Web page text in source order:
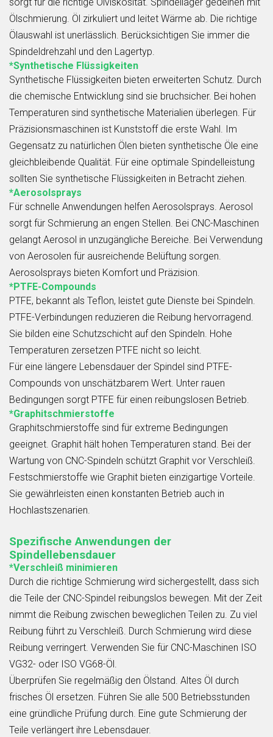
sorgt für die richtige Ölviskosität. Spindellager gedeihen mit
Ölschmierung. Öl zirkuliert und leitet Wärme ab. Die richtige
Ölauswahl ist unerlässlich. Berücksichtigen Sie immer die
Spindeldrehzahl und den Lagertyp.
*Synthetische Flüssigkeiten
Synthetische Flüssigkeiten bieten erweiterten Schutz. Durch
die chemische Entwicklung sind sie bruchsicher. Bei hohen
Temperaturen sind synthetische Materialien überlegen. Für
Präzisionsmaschinen ist Kunststoff die erste Wahl. Im
Gegensatz zu natürlichen Ölen bieten synthetische Öle eine
gleichbleibende Qualität. Für eine optimale Spindelleistung
sollten Sie synthetische Flüssigkeiten in Betracht ziehen.
*Aerosolsprays
Für schnelle Anwendungen helfen Aerosolsprays. Aerosol
sorgt für Schmierung an engen Stellen. Bei CNC-Maschinen
gelangt Aerosol in unzugängliche Bereiche. Bei Verwendung
von Aerosolen für ausreichende Belüftung sorgen.
Aerosolsprays bieten Komfort und Präzision.
*PTFE-Compounds
PTFE, bekannt als Teflon, leistet gute Dienste bei Spindeln.
PTFE-Verbindungen reduzieren die Reibung hervorragend.
Sie bilden eine Schutzschicht auf den Spindeln. Hohe
Temperaturen zersetzen PTFE nicht so leicht.
Für eine längere Lebensdauer der Spindel sind PTFE-
Compounds von unschätzbarem Wert. Unter rauen
Bedingungen sorgt PTFE für einen reibungslosen Betrieb.
*Graphitschmierstoffe
Graphitschmierstoffe sind für extreme Bedingungen
geeignet. Graphit hält hohen Temperaturen stand. Bei der
Wartung von CNC-Spindeln schützt Graphit vor Verschleiß.
Festschmierstoffe wie Graphit bieten einzigartige Vorteile.
Sie gewährleisten einen konstanten Betrieb auch in
Hochlastszenarien.
Spezifische Anwendungen der
Spindellebensdauer
*Verschleiß minimieren
Durch die richtige Schmierung wird sichergestellt, dass sich
die Teile der CNC-Spindel reibungslos bewegen. Mit der Zeit
nimmt die Reibung zwischen beweglichen Teilen zu. Zu viel
Reibung führt zu Verschleiß. Durch Schmierung wird diese
Reibung verringert. Verwenden Sie für CNC-Maschinen ISO
VG32- oder ISO VG68-Öl.
Überprüfen Sie regelmäßig den Ölstand. Altes Öl durch
frisches Öl ersetzen. Führen Sie alle 500 Betriebsstunden
eine gründliche Prüfung durch. Eine gute Schmierung der
Teile verlängert ihre Lebensdauer.